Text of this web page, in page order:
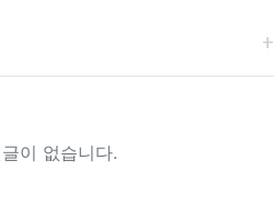
이 없습니다.